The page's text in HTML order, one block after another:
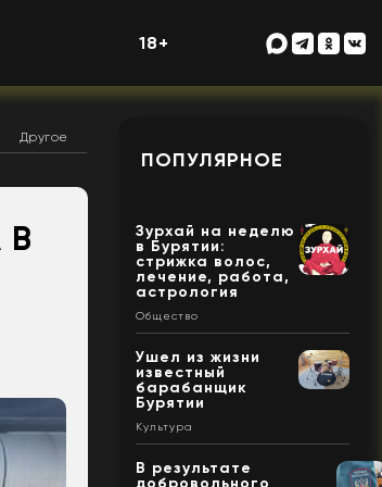
18+
Другое
В
ПОПУЛЯРНОЕ
Зурхай на неделю
в Бурятии:
стрижка волос,
лечение, работа,
астрология
Общество
Ушел из жизни
известный
барабанщик
Бурятии
Культура
В результате